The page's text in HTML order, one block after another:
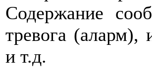
Содержание
тревога (аларм),
и т.д.